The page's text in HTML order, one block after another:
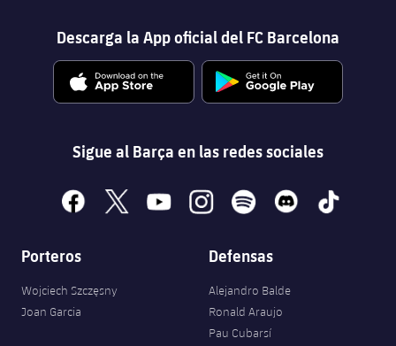
Descarga la App oficial del FC Barcelona
Sigue al Barça en las redes sociales
facebook
x youtubeinstagramspotify discord tiktok
Porteros
Wojciech Szczęsny
Joan Garcia
Defensas
Alejandro Balde
Ronald Araujo
Pau Cubarsí